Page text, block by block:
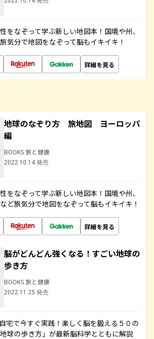
をなぞって学ぶ新しい地図本！国境や州、
気分で地図をなぞって脳もイキイキ！
詳細を見る
地球のなぞり方 旅地図 ヨーロッパ
編
BOOKS 旅と健康
2022.10.14 発売
をなぞって学ぶ新しい地図本！国境や州、
ど旅気分で地図をなぞって脳もイキイキ！
詳細を見る
脳がどんどん強くなる！すごい地球の
歩き方
BOOKS 旅と健康
2022.11.25 発売
宅で今すぐ実践！楽しく脳を鍛える５０の
球の歩き方」が最新脳科学とともに解説